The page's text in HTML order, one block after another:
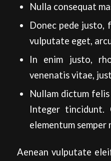
Nulla consequat
Donec pede justo,
vulputate eget,
In enim justo,
venenatis vitae,
Nullam dictum
Integer tincidunt.
elementum semper
Aenean vulputate